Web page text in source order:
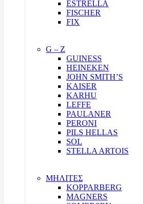
ESTRELLA
FISCHER
FIX
G – Z
GUINESS
HEINEKEN
JOHN SMITH’S
KAISER
KARHU
LEFFE
PAULANER
PERONI
PILS HELLAS
SOL
STELLA ARTOIS
ΜΗΛΙΤΕΣ
KOPPARBERG
MAGNERS